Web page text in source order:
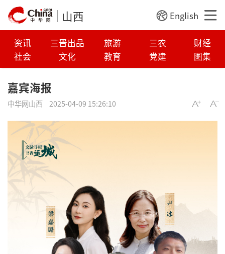
山西 English
资讯 三晋出品 旅游 三农
财经
社会
文化 教育 党建 图集
嘉宾海报
中华网山西 2025-04-09 15:26:10